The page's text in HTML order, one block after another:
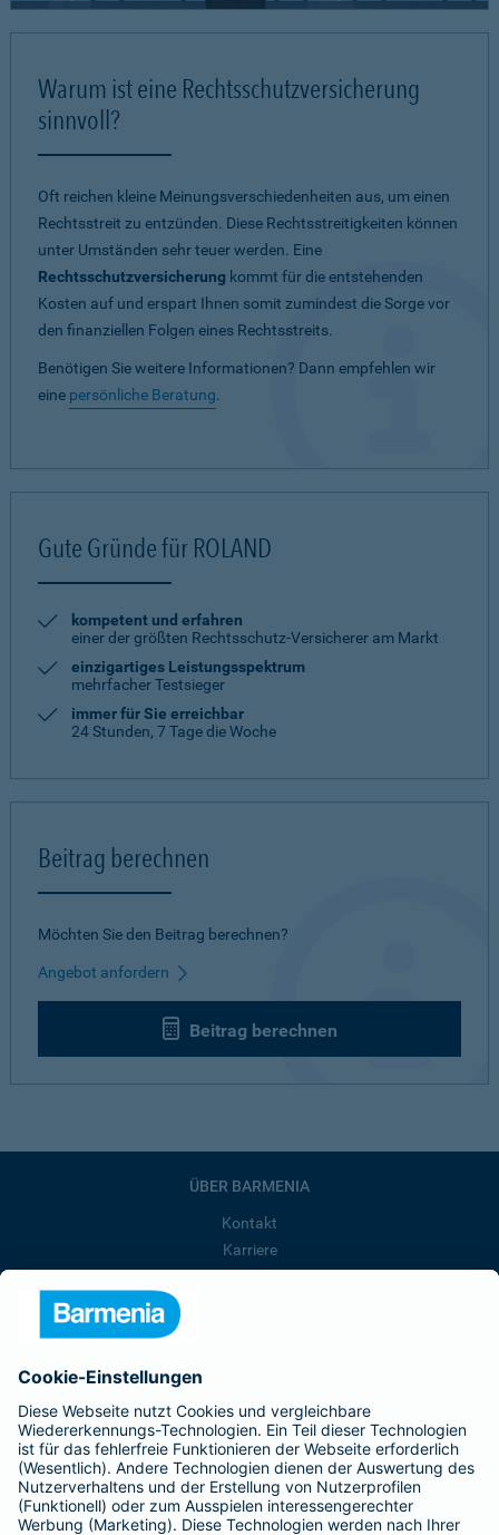
Warum ist eine Rechtsschutzversicherung
sinnvoll?
Oft reichen kleine Meinungsverschiedenheiten aus, um einen
Rechtsstreit zu entzünden. Diese Rechtsstreitigkeiten können
unter Umständen sehr teuer werden. Eine
Rechtsschutzversicherung kommt für die entstehenden
Kosten auf und erspart Ihnen somit zumindest die Sorge vor
den finanziellen Folgen eines Rechtsstreits.
Benötigen Sie weitere Informationen? Dann empfehlen wir
eine persönliche Beratung.
Gute Gründe für ROLAND
kompetent und erfahren
einer der größten Rechtsschutz-Versicherer am Markt
einzigartiges Leistungsspektrum
mehrfacher Testsieger
immer für Sie erreichbar
24 Stunden, 7 Tage die Woche
Beitrag berechnen
Möchten Sie den Beitrag berechnen?
Angebot anfordern
Beitrag berechnen
ÜBER BARMENIA
Kontakt
Karriere
Barmenia ist Teil der BarmeniaGothaer
BELIEBTE SEITEN
Kranken-Zusatzversicherung
Tierversicherungen
Haftpflichtversicherung